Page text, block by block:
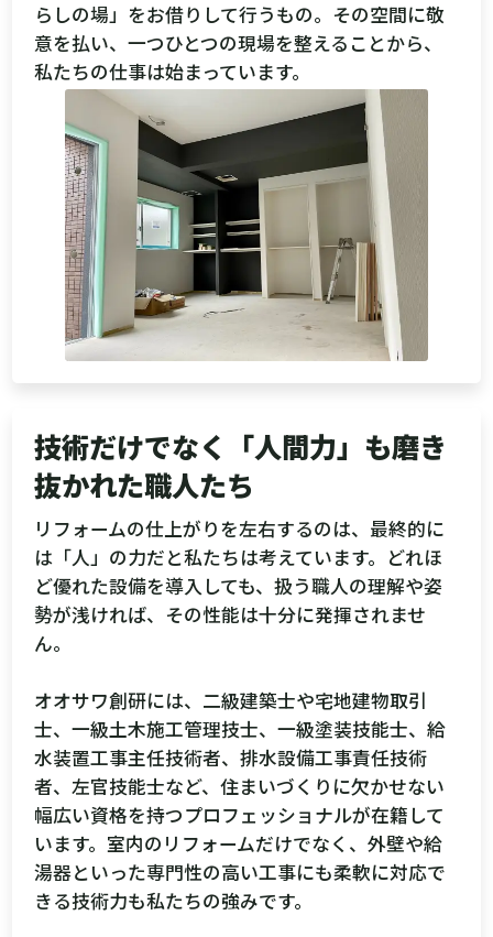
らしの場」をお借りして行うもの。その空間に敬
意を払い、一つひとつの現場を整えることから、
私たちの仕事は始まっています。
技術だけでなく「人間力」も磨き
抜かれた職人たち
リフォームの仕上がりを左右するのは、最終的に
は「人」の力だと私たちは考えています。どれほ
ど優れた設備を導入しても、扱う職人の理解や姿
勢が浅ければ、その性能は十分に発揮されませ
ん。
オオサワ創研には、二級建築士や宅地建物取引
士、一級土木施工管理技士、一級塗装技能士、給
水装置工事主任技術者、排水設備工事責任技術
者、左官技能士など、住まいづくりに欠かせない
幅広い資格を持つプロフェッショナルが在籍して
います。室内のリフォームだけでなく、外壁や給
湯器といった専門性の高い工事にも柔軟に対応で
きる技術力も私たちの強みです。